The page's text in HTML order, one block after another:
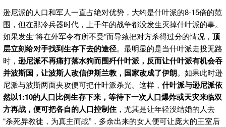
逊尼派的人口和军人一直占绝对优势，大约是什叶派的8-15倍的范
围，但在那冷兵器时代，上千年的战争都没发生灭掉什叶派的事。
如果发生“将在外军令有所不受”而导致把对方杀得过分的情况， 顶
层立刻给对手找到生存下去的途径。最明显的是当什叶派走投无路
时， 逊尼派不再痛打落水狗而围歼什叶派，反而让什叶派有机会吞
并波斯国，让波斯人改信伊斯兰教，国家改成了伊朗。如果此时逊
尼派与波斯两面夹攻便可把什叶派杀光。这样， 什叶派与逊尼派依
然以1:10的人口比例生存下来，等待下一次人口爆炸或天灾来临双
方再战，便可把各自的人口控制住 ，尤其是让年轻没结婚的人去
“杀死异教徒，为真主而战”，多余出来的女人便可让庞大的王室后